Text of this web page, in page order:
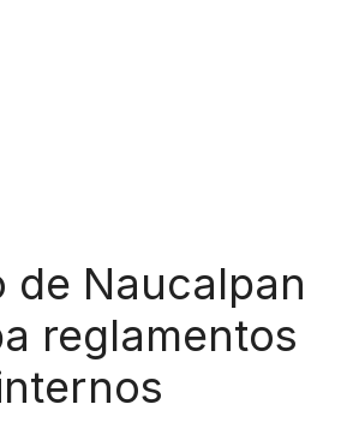
de Naucalpan
reglamentos